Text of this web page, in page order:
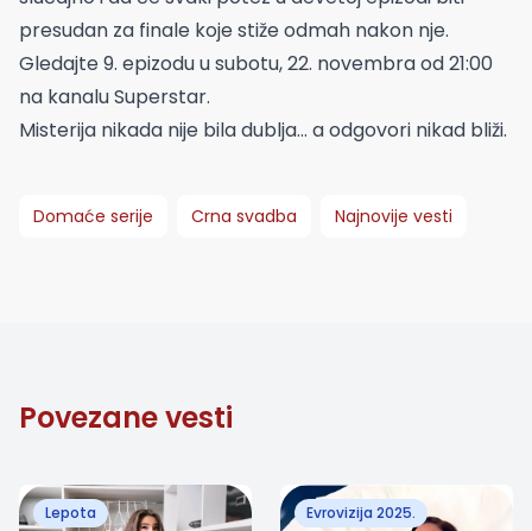
presudan za finale koje stiže odmah nakon nje.
Gledajte 9. epizodu u subotu, 22. novembra od 21:00
na kanalu Superstar.
Misterija nikada nije bila dublja… a odgovori nikad bliži.
Domaće serije Crna svadba Najnovije vesti
Povezane vesti
Lepota Evrovizija 2025.